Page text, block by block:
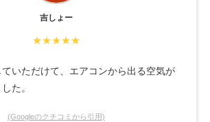
吉しょー
★★★★★
いただけて、エアコンから出る空気が
た。
(Googleのクチコミから引用)